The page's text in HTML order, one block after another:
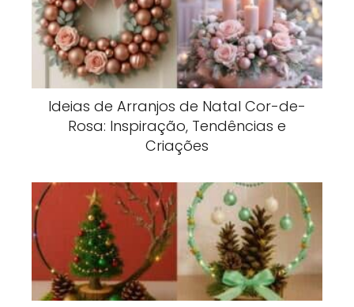
Ideias de Arranjos de Natal Cor-de-
Rosa: Inspiração, Tendências e
Criações